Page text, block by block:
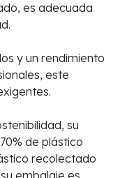
es adecuada
y un rendimiento
este
su
de plástico
recolectado